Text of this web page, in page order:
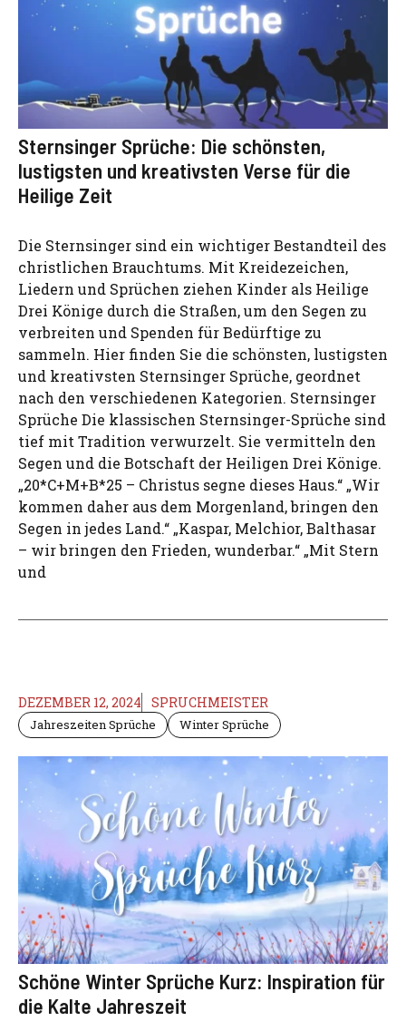
Sternsinger Sprüche: Die schönsten,
lustigsten und kreativsten Verse für die
Heilige Zeit
Die Sternsinger sind ein wichtiger Bestandteil des
christlichen Brauchtums. Mit Kreidezeichen,
Liedern und Sprüchen ziehen Kinder als Heilige
Drei Könige durch die Straßen, um den Segen zu
verbreiten und Spenden für Bedürftige zu
sammeln. Hier finden Sie die schönsten, lustigsten
und kreativsten Sternsinger Sprüche, geordnet
nach den verschiedenen Kategorien. Sternsinger
Sprüche Die klassischen Sternsinger-Sprüche sind
tief mit Tradition verwurzelt. Sie vermitteln den
Segen und die Botschaft der Heiligen Drei Könige.
„20*C+M+B*25 – Christus segne dieses Haus.“ „Wir
kommen daher aus dem Morgenland, bringen den
Segen in jedes Land.“ „Kaspar, Melchior, Balthasar
– wir bringen den Frieden, wunderbar.“ „Mit Stern
und
DEZEMBER 12, 2024 SPRUCHMEISTER
Jahreszeiten Sprüche Winter Sprüche
Schöne Winter Sprüche Kurz: Inspiration für
die Kalte Jahreszeit